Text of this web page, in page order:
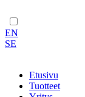
EN
SE
Etusivu
Tuotteet